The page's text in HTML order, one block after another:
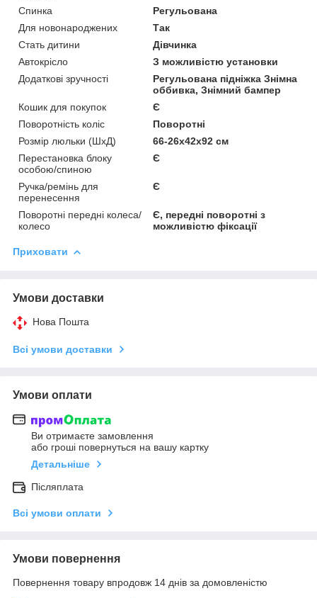
Спинка
Регульована
Для новонароджених
Так
Стать дитини
Дівчинка
Автокрісло
З можливістю установки
Додаткові зручності
Регульована підніжка Знімна
оббивка, Знімний бампер
Кошик для покупок
Є
Поворотність коліс
Поворотні
Розмір люльки (ШхД)
66-26х42х92 см
Перестановка блоку
особою/спиною
Є
Ручка/ремінь для
перенесення
Є
Поворотні передні колеса/
колесо
Є, передні поворотні з
можливістю фіксації
Приховати
Умови доставки
Нова Пошта
Всі умови доставки
Умови оплати
Ви отримаєте замовлення
або гроші повернуться на вашу картку
Детальніше
Післяплата
Всі умови оплати
Умови повернення
Повернення товару впродовж 14 днів за домовленістю